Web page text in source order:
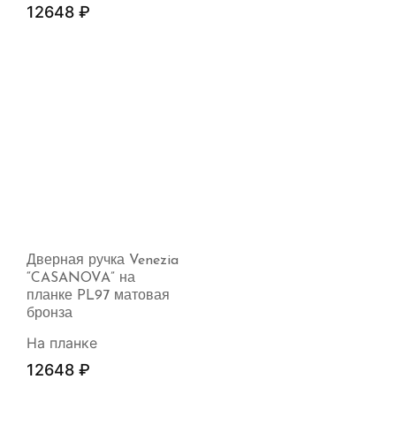
12648 ₽
Дверная ручка Venezia
“CASANOVA” на
планке PL97 матовая
бронза
На планке
12648 ₽